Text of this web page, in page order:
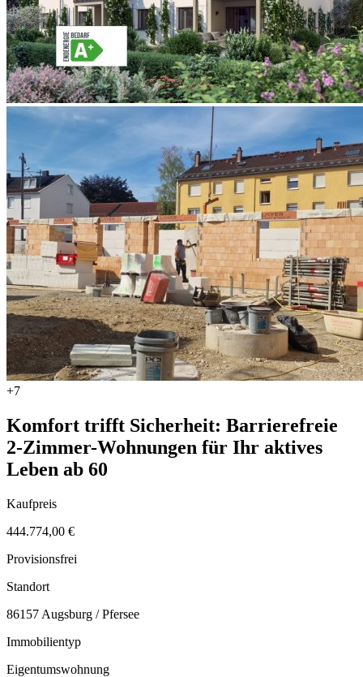
+7
Komfort trifft Sicherheit: Barrierefreie
2-Zimmer-Wohnungen für Ihr aktives
Leben ab 60
Kaufpreis
444.774,00 €
Provisionsfrei
Standort
86157 Augsburg / Pfersee
Immobilientyp
Eigentumswohnung